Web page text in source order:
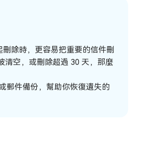
除時，更容易把重要的信件刪
清空，或刪除超過 30 天，那麼
郵件備份，幫助你恢復遺失的